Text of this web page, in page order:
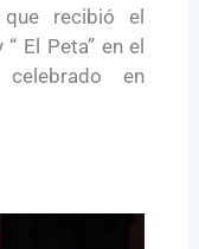
recibió el
El Peta” en el
en